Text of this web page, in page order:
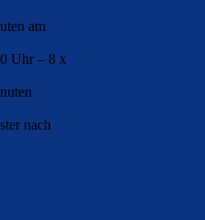
am
Uhr – 8 x
nach